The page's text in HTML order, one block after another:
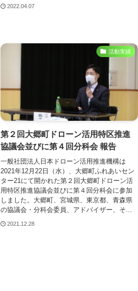
2022.04.07
活動実績
第２回大郷町ドローン活用特区推進
協議会並びに第４回分科会 報告
一般社団法人日本ドローン活用推進機構は
2021年12月22日（水）、大郷町ふれあいセン
ター21にて開かれた第２回大郷町ドローン活
用特区推進協議会並びに第４回分科会に参加
しました。大郷町、宮城県、東京都、青森県
の協議会・分科会委員、アドバイザー、そ...
2021.12.28